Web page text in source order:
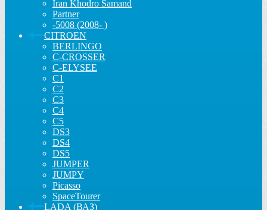
Iran Khodro Samand
Partner
-5008 (2008- )
CITROEN
BERLINGO
C-CROSSER
C-ELYSEE
C1
C2
C3
C4
C5
DS3
DS4
DS5
JUMPER
JUMPY
Picasso
SpaceTourer
LADA (ВАЗ)